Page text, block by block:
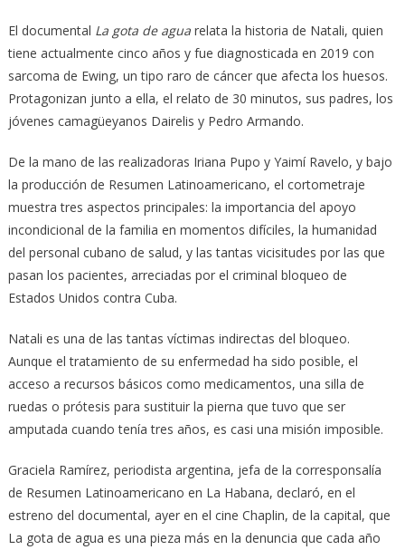
El documental La gota de aguarelata la historia de Natali, quien
tiene actualmente cinco años y fue diagnosticada en 2019 con
sarcoma de Ewing, un tipo raro de cáncer que afecta los huesos.
Protagonizan junto a ella, el relato de 30 minutos, sus padres, los
jóvenes camagüeyanos Dairelis y Pedro Armando.
De la mano de las realizadoras Iriana Pupo y Yaimí Ravelo, y bajo
la producción de Resumen Latinoamericano, el cortometraje
muestra tres aspectos principales: la importancia del apoyo
incondicional de la familia en momentos difíciles, la humanidad
del personal cubano de salud, y las tantas vicisitudes por las que
pasan los pacientes, arreciadas por el criminal bloqueo de
Estados Unidos contra Cuba.
Natali es una de las tantas víctimas indirectas del bloqueo.
Aunque el tratamiento de su enfermedad ha sido posible, el
acceso a recursos básicos como medicamentos, una silla de
ruedas o prótesis para sustituir la pierna que tuvo que ser
amputada cuando tenía tres años, es casi una misión imposible.
Graciela Ramírez, periodista argentina, jefa de la corresponsalía
de Resumen Latinoamericano en La Habana, declaró, en el
estreno del documental, ayer en el cine Chaplin, de la capital, que
La gota de agua es una pieza más en la denuncia que cada año